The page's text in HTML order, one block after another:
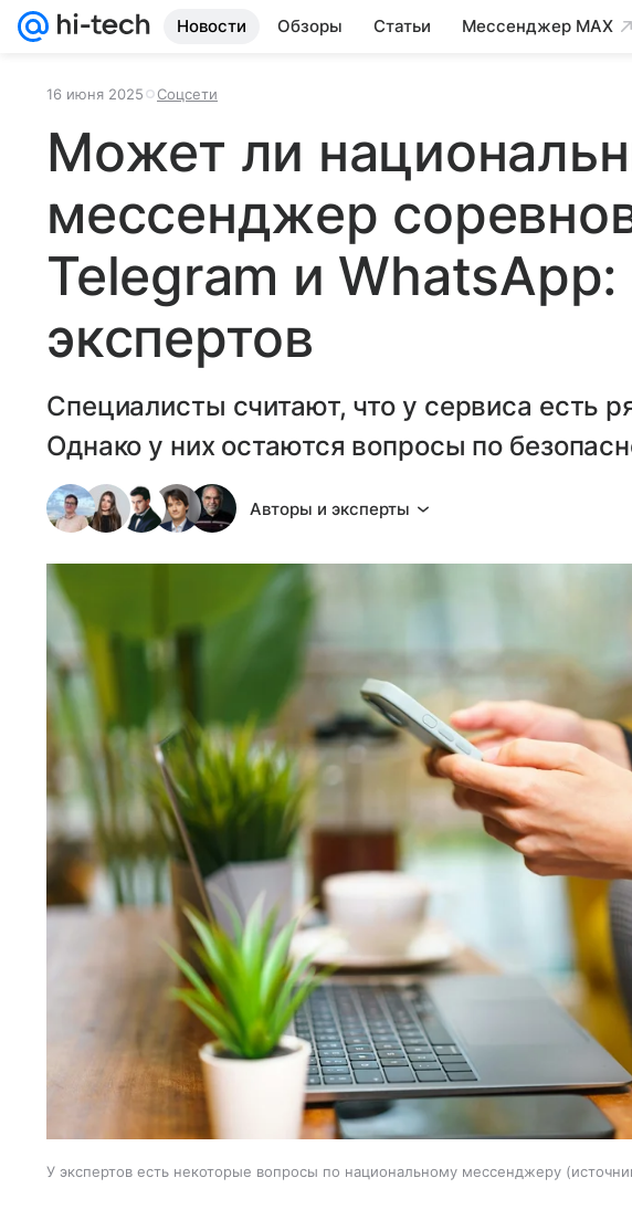
Новости Обзоры Статьи Мессенджер MAX
16 июня 2025 Соцсети
Может ли
мессенджер
Telegram и
экспертов
Специалисты считают, что у сервиса есть
Однако у них остаются вопросы по
Авторы и эксперты
У экспертов есть некоторые вопросы по национальному мессенджеру